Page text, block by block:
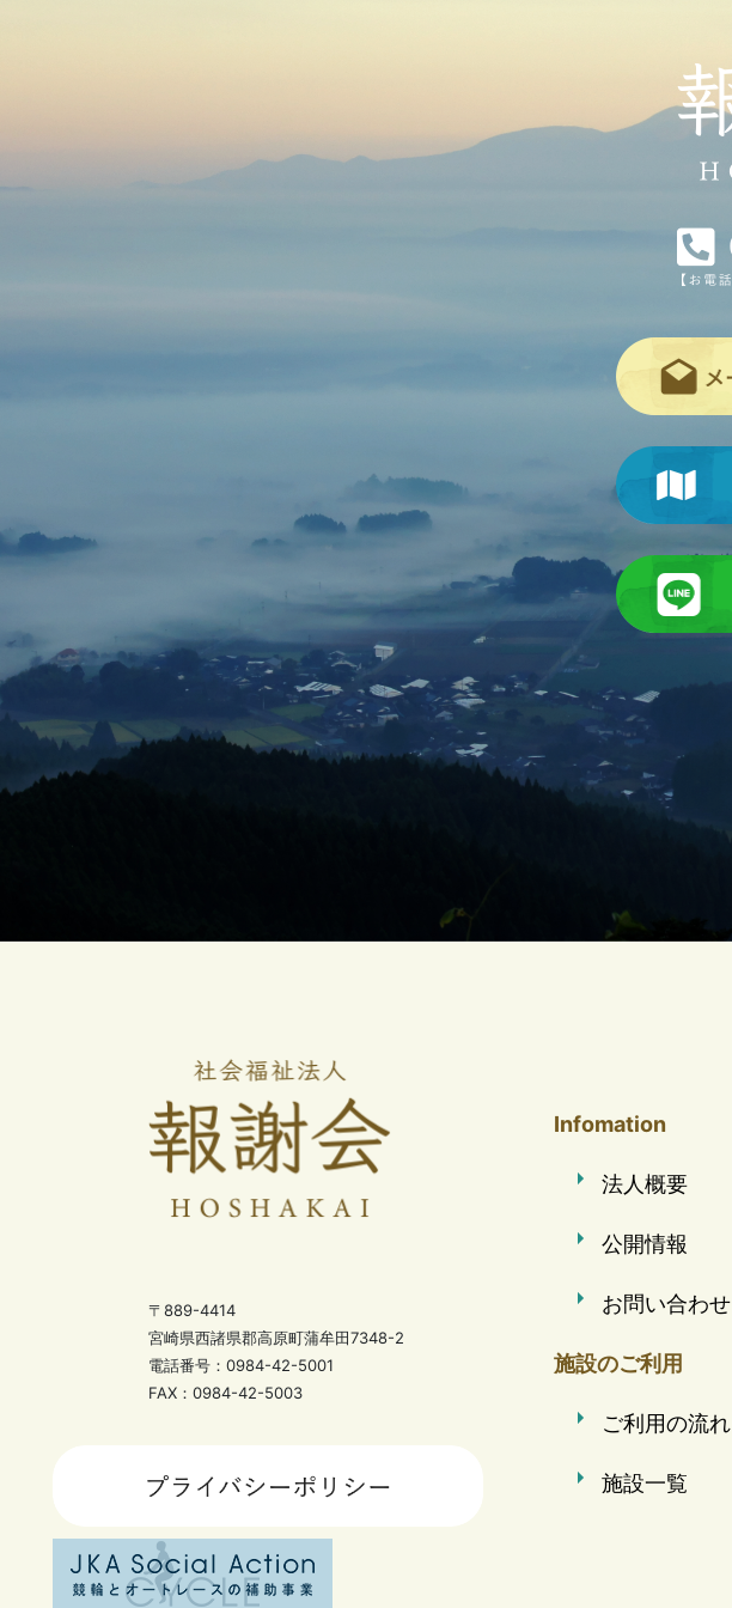
〒889-4414
宮崎県西諸県郡高原町蒲牟田7348-2
電話番号：0984-42-5001
FAX：0984-42-5003
Infomation
法人概要
公開情報
お問い合わせ
施設のご利用
ご利用の流れ
施設一覧